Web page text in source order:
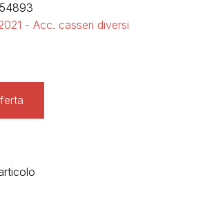
- Acc. casseri diversi